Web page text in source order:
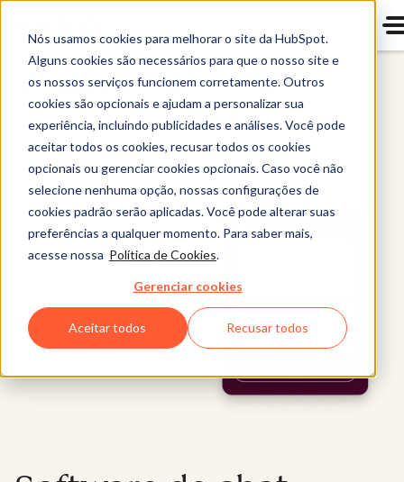
Nós usamos cookies para melhorar o site da HubSpot.
Alguns cookies são necessários para que o nosso site e
os nossos serviços funcionem corretamente. Outros
cookies são opcionais e ajudam a personalizar sua
experiência, incluindo publicidades e análises. Você pode
aceitar todos os cookies, recusar todos os cookies
opcionais ou gerenciar cookies opcionais. Caso você não
selecione nenhuma opção, nossas configurações de
cookies padrão serão aplicadas. Você pode alterar suas
preferências a qualquer momento. Para saber mais,
acesse nossa Política de Cookies.
Gerenciar cookies
Aceitar todos Recusar todos
CRM Inteligente da HubSpot